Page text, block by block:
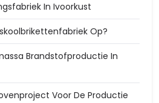
In Ivoorkust
Op?
Brandstofproductie In
Voor De Productie